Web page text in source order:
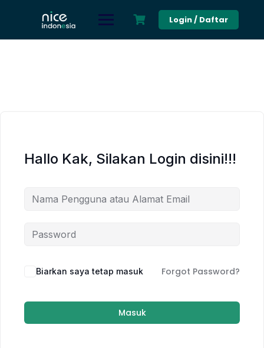
Login / Daftar
Hallo Kak, Silakan Login disini!!!
Biarkan saya tetap masuk Forgot Password?
Masuk